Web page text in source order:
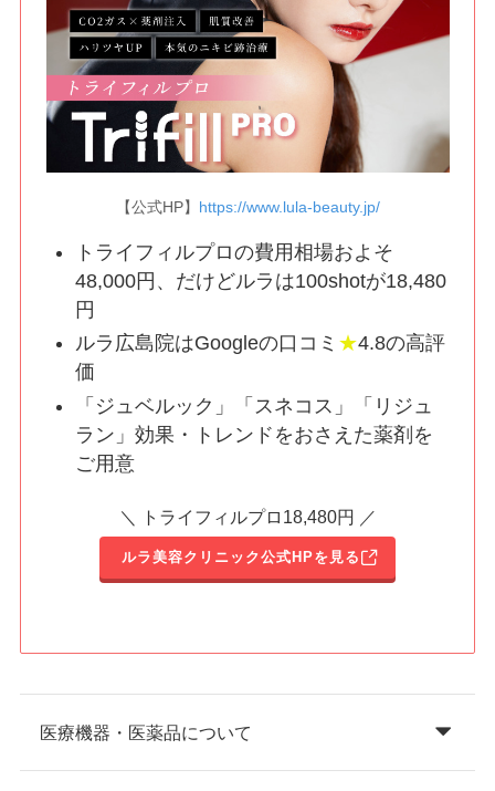
【公式HP】 https://www.lula-beauty.jp/
トライフィルプロの費用相場およそ
48,000円、だけどルラは100shotが18,480
円
ルラ広島院はGoogleの口コミ ★4.8の高評
価
「ジュベルック」「スネコス」「リジュ
ラン」効果・トレンドをおさえた薬剤を
ご用意
＼ トライフィルプロ18,480円 ／
ルラ美容クリニック公式HPを見る
医療機器・医薬品について